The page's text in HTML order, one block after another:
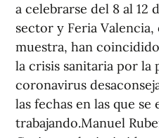
a celebrarse del 8 al 12
sector y Feria
muestra, han
la crisis sanitaria por la
coronavirus
las fechas en las que se
trabajando.Manuel